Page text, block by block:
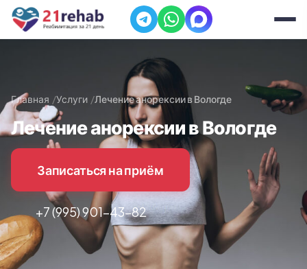
Главная Услуги Лечение анорексии в Вологде
Лечение анорексии в Вологде
Записаться на приём
+7 (995) 901-43-82